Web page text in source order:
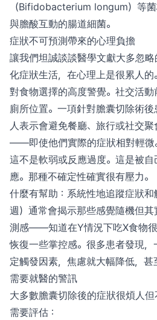
（Bifidobacterium longum）等
與膽酸互動的腸道細菌。
症狀不可預測帶來的心理負擔
讓我們坦誠談談醫學文獻大多忽
化症狀生活，在心理上是很累人的。
對食物選擇的高度警覺。社交活
廁所位置。一項針對膽囊切除術
人表示會避免餐廳、旅行或社交
——即使他們實際的症狀相對輕微
這不是軟弱或反應過度。這是被
應。那種不確定性確實很有壓力。
什麼有幫助：系統性地追蹤症狀
週）通常會揭示那些感覺隨機但
測感——知道在Y情況下吃X食物
恢復一些掌控感。很多患者發現
定觸發因素，焦慮就大幅降低，甚
需要就醫的警訊
大多數膽囊切除後的症狀很煩人
需要評估：